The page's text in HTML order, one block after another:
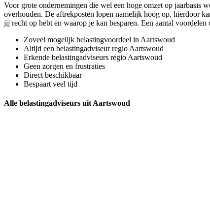
Voor grote ondernemingen die wel een hoge omzet op jaarbasis
overhouden. De aftrekposten lopen namelijk hoog op, hierdoor
jij recht op hebt en waarop je kan besparen. Een aantal voordelen
Zoveel mogelijk belastingvoordeel in Aartswoud
Altijd een belastingadviseur regio Aartswoud
Erkende belastingadviseurs regio Aartswoud
Geen zorgen en frustraties
Direct beschikbaar
Bespaart veel tijd
Alle belastingadviseurs uit Aartswoud